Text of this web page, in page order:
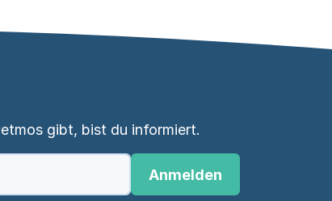
gibt, bist du informiert.
Anmelden